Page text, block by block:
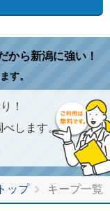
から新潟に強い！
す。
！
べします。
トップ キープ一覧